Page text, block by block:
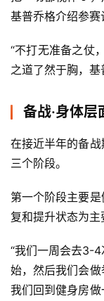
基普乔格介绍参赛
“不打无准备之仗
之道了然于胸，基
备战·身体层
在接近半年的备
三个阶段。
第一个阶段主要
复和提升状态为主
“我们一周会去3-
始，然后我们会
我们回到健身房